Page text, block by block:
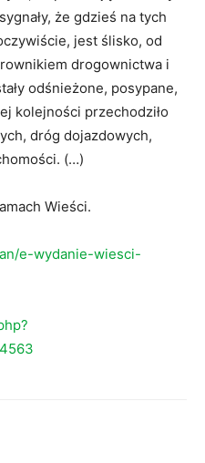
że gdzieś na tych
jest ślisko, od
drogownictwa i
odśnieżone, posypane,
kolejności przechodziło
dróg dojazdowych,
(…)
Wieści.
e-wydanie-wiesci-